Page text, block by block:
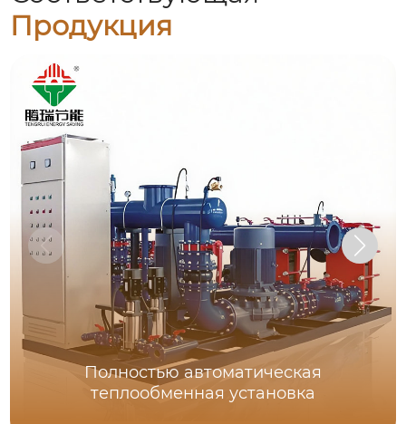
Продукция
Полностью автоматическая
теплообменная установка